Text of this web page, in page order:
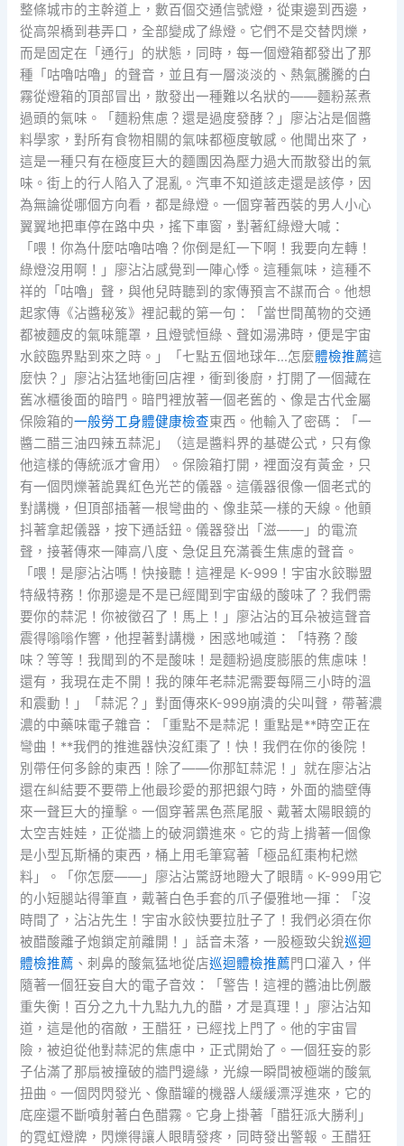
整條城市的主幹道上，數百個交通信號燈，從東邊到西邊，
從高架橋到巷弄口，全部變成了綠燈。它們不是交替閃爍，
而是固定在「通行」的狀態，同時，每一個燈箱都發出了那
種「咕嚕咕嚕」的聲音，並且有一層淡淡的、熱氣騰騰的白
霧從燈箱的頂部冒出，散發出一種難以名狀的——麵粉蒸煮
過頭的氣味。「麵粉焦慮？還是過度發酵？」廖沾沾是個醬
料學家，對所有食物相關的氣味都極度敏感。他聞出來了，
這是一種只有在極度巨大的麵團因為壓力過大而散發出的氣
味。街上的行人陷入了混亂。汽車不知道該走還是該停，因
為無論從哪個方向看，都是綠燈。一個穿著西裝的男人小心
翼翼地把車停在路中央，搖下車窗，對著紅綠燈大喊：
「喂！你為什麼咕嚕咕嚕？你倒是紅一下啊！我要向左轉！
綠燈沒用啊！」廖沾沾感覺到一陣心悸。這種氣味，這種不
祥的「咕嚕」聲，與他兒時聽到的家傳預言不謀而合。他想
起家傳《沾醬秘笈》裡記載的第一句：「當世間萬物的交通
都被麵皮的氣味籠罩，且燈號恒綠、聲如湯沸時，便是宇宙
水餃臨界點到來之時。」「七點五個地球年…怎麼體檢推薦這
麼快？」廖沾沾猛地衝回店裡，衝到後廚，打開了一個藏在
舊冰櫃後面的暗門。暗門裡放著一個老舊的、像是古代金屬
保險箱的一般勞工身體健康檢查東西。他輸入了密碼：「一
醬二醋三油四辣五蒜泥」（這是醬料界的基礎公式，只有像
他這樣的傳統派才會用）。保險箱打開，裡面沒有黃金，只
有一個閃爍著詭異紅色光芒的儀器。這儀器很像一個老式的
對講機，但頂部插著一根彎曲的、像韭菜一樣的天線。他顫
抖著拿起儀器，按下通話鈕。儀器發出「滋——」的電流
聲，接著傳來一陣高八度、急促且充滿養生焦慮的聲音。
「喂！是廖沾沾嗎！快接聽！這裡是 K-999！宇宙水餃聯盟
特級特務！你那邊是不是已經聞到宇宙級的酸味了？我們需
要你的蒜泥！你被徵召了！馬上！」廖沾沾的耳朵被這聲音
震得嗡嗡作響，他捏著對講機，困惑地喊道：「特務？酸
味？等等！我聞到的不是酸味！是麵粉過度膨脹的焦慮味！
還有，我現在走不開！我的陳年老蒜泥需要每隔三小時的溫
和震動！」「蒜泥？」對面傳來K-999崩潰的尖叫聲，帶著濃
濃的中藥味電子雜音：「重點不是蒜泥！重點是**時空正在
彎曲！**我們的推進器快沒紅棗了！快！我們在你的後院！
別帶任何多餘的東西！除了——你那缸蒜泥！」就在廖沾沾
還在糾結要不要帶上他最珍愛的那把銀勺時，外面的牆壁傳
來一聲巨大的撞擊。一個穿著黑色燕尾服、戴著太陽眼鏡的
太空吉娃娃，正從牆上的破洞鑽進來。它的背上揹著一個像
是小型瓦斯桶的東西，桶上用毛筆寫著「極品紅棗枸杞燃
料」。「你怎麼——」廖沾沾驚訝地瞪大了眼睛。K-999用它
的小短腿站得筆直，戴著白色手套的爪子優雅地一揮：「沒
時間了，沾沾先生！宇宙水餃快要拉肚子了！我們必須在你
被醋酸離子炮鎖定前離開！」話音未落，一股極致尖銳巡迴
體檢推薦 、刺鼻的酸氣猛地從店巡迴體檢推薦門口灌入，伴
隨著一個狂妄自大的電子音效：「警告！這裡的醬油比例嚴
重失衡！百分之九十九點九九的醋，才是真理！」廖沾沾知
道，這是他的宿敵，王醋狂，已經找上門了。他的宇宙冒
險，被迫從他對蒜泥的焦慮中，正式開始了。一個狂妄的影
子佔滿了那扇被撞破的牆門邊緣，光線一瞬間被極端的酸氣
扭曲。一個閃閃發光、像醋罐的機器人緩緩漂浮進來，它的
底座還不斷噴射著白色醋霧。它身上掛著「醋狂派大勝利」
的霓虹燈牌，閃爍得讓人眼睛發疼，同時發出警報。王醋狂